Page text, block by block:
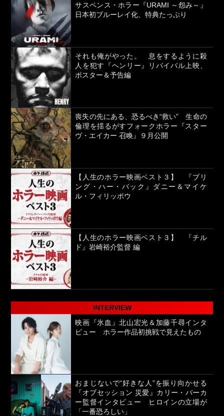
サスペンス・ホラー『URAMI ～怨み～』
日本初ブルーレイ化、特典たっぷり
それも俺がやった。 息をするように殺
人を犯す『ヘンリー』リバイバル上映、
ポスター＆予告編
喪失の先にある、恐るべき“救い” 生命の
倫理を揺るがすフォークホラー『スター
ヴ・エイカー 召喚』９月公開
【人生のホラー映画ベスト３】 『ブリ
ング・ハー・バック』ダニー＆マイケ
ル・フィリッポウ
【人生のホラー映画ベスト３】 『チル
ド』岩崎裕介監督 編
INTERVIEW
映画『氷血』北山宏光＆加藤千尋インタ
ビュー ホラー作品初挑戦で見えたもの
おまじないで“好きな人”を振り向かせる
『オブセッション 災愛』カリー・バーカ
ー監督インタビュー ヒロインの立場が
「一番恐ろしい」